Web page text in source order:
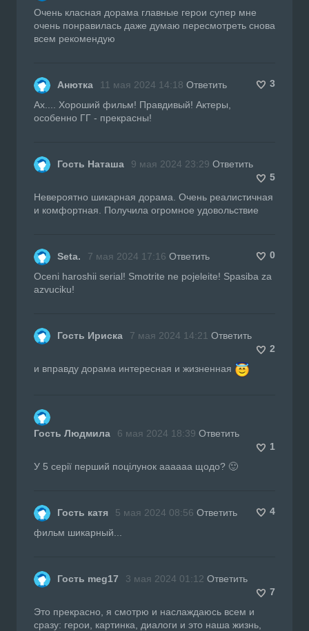
Очень класная дорама главные герои супер мне
очень понравилась даже думаю пересмотреть снова
всем рекомендую
Анютка 11 мая 2024 14:18 Ответить
3
Aх.... Хороший фильм! Правдивый! Актеры,
особенно ГГ - прекрасны!
Гость Наташа 9 мая 2024 23:29 Ответить
5
Невероятно шикарная дорама. Очень реалистичная
и комфортная. Получила огромное удовольствие
Seta. 7 мая 2024 17:16 Ответить
0
Oceni haroshii serial! Smotrite ne pojeleite! Spasiba za
azvuciku!
Гость Ириска 7 мая 2024 14:21 Ответить
2
и вправду дорама интересная и жизненная
Гость Людмила 6 мая 2024 18:39 Ответить
1
У 5 серії перший поцілунок аааааа щодо? 🙂
Гость катя 5 мая 2024 08:56 Ответить
4
фильм шикарный...
Гость meg17 3 мая 2024 01:12 Ответить
7
Это прекрасно, я смотрю и наслаждаюсь всем и
сразу: герои, картинка, диалоги и это наша жизнь,